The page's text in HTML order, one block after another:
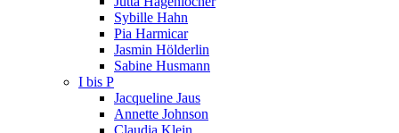
Sybille Hahn
Pia Harmicar
Jasmin Hölderlin
Sabine Husmann
I bis P
Jacqueline Jaus
Annette Johnson
Claudia Klein